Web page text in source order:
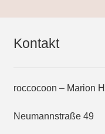
Kontakt
roccocoon – Marion
Neumannstraße 49